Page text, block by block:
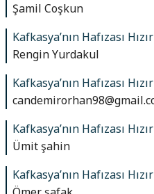
Şamil Coşkun
Kafkasya’nın Hafızası
Rengin Yurdakul
Kafkasya’nın Hafızası
Kafkasya’nın Hafızası
Ümit şahin
Kafkasya’nın Hafızası